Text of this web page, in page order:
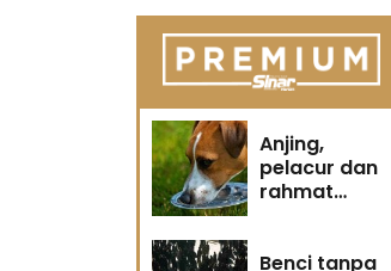
Anjing,
pelacur dan
rahmat
Benci tanpa